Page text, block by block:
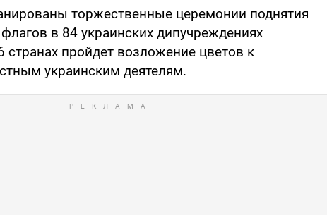
торжественные церемонии поднятия
в 84 украинских дипучреждениях
странах пройдет возложение цветов к
украинским деятелям.